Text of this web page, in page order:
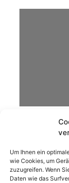
Um Ihnen ein
wie Cookies, um
zuzugreifen. Wenn
Daten wie das